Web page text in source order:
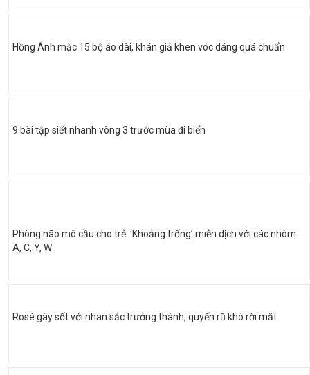
Hồng Ánh mặc 15 bộ áo dài, khán giả khen vóc dáng quá chuẩn
9 bài tập siết nhanh vòng 3 trước mùa đi biển
Phòng não mô cầu cho trẻ: ‘Khoảng trống’ miễn dịch với các nhóm
A, C, Y, W
Rosé gây sốt với nhan sắc trưởng thành, quyến rũ khó rời mắt